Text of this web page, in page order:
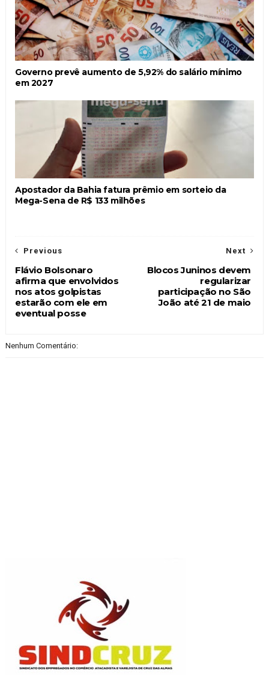
Governo prevê aumento de 5,92% do salário mínimo
em 2027
Apostador da Bahia fatura prêmio em sorteio da
Mega-Sena de R$ 133 milhões
Next
Blocos Juninos devem
regularizar
participação no São
João até 21 de maio
Previous
Flávio Bolsonaro
afirma que envolvidos
nos atos golpistas
estarão com ele em
eventual posse
Nenhum Comentário: